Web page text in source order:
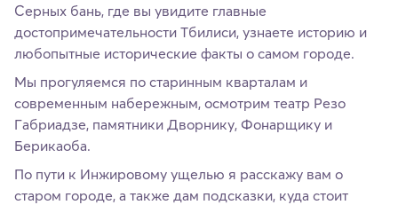
Cерных бань, где вы увидите главные
достопримечательности Тбилиси, узнаете историю и
любопытные исторические факты о самом городе.
Мы прогуляемся по старинным кварталам и
современным набережным, осмотрим театр Резо
Габриадзе, памятники Дворнику, Фонарщику и
Берикаоба.
По пути к Инжировому ущелью я расскажу вам о
старом городе, а также дам подсказки, куда стоит